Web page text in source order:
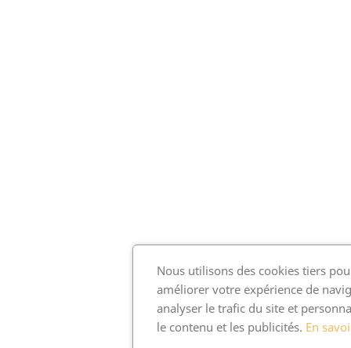
Nous utilisons des cookies tiers
améliorer votre expérience de
analyser le trafic du site et
le contenu et les publicités. En